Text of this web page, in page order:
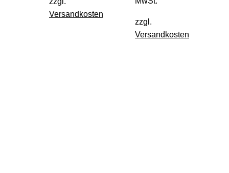
Versandkosten
zzgl.
Versandkosten